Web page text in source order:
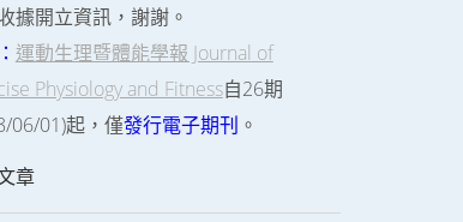
據開立資訊，謝謝。
運動生理暨體能學報 Journal of
Physiology and Fitness自26期
06/01)起，僅發行電子期刊 。
章